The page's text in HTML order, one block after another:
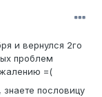
и вернулся 2го
проблем
=(
пословицу